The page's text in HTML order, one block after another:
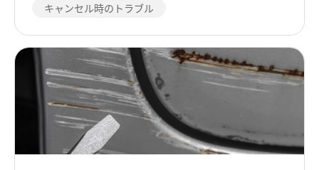
キャンセル時のトラブル